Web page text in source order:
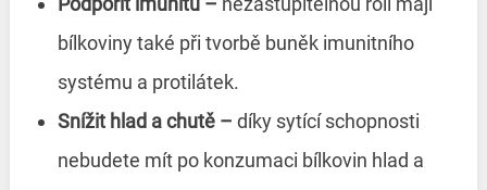
bílkoviny také při tvorbě buněk imunitního
systému a protilátek.
Snížit hlad a chutě –⁠ díky sytící schopnosti
nebudete mít po konzumaci bílkovin hlad a